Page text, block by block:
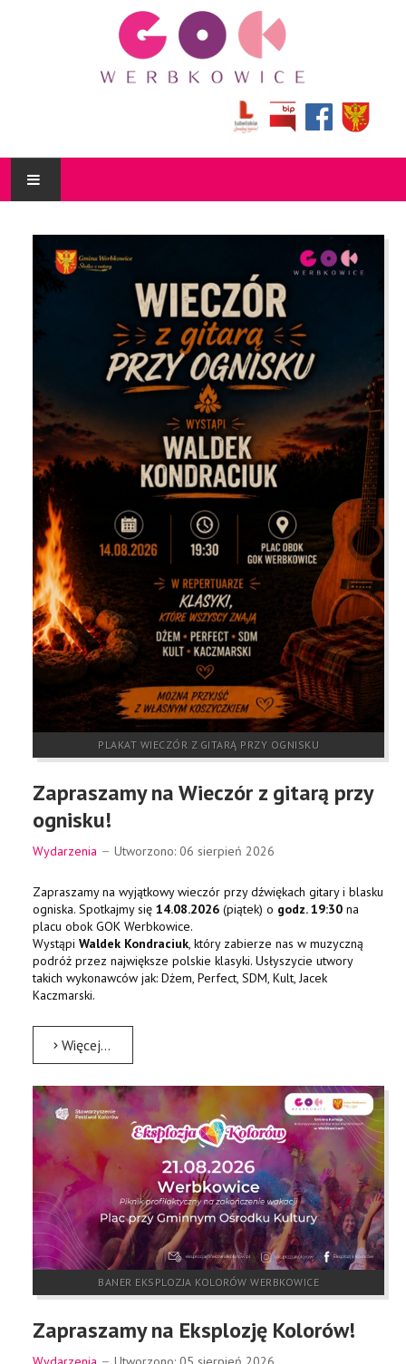
KULTURALNIK
O NAS
DZIAŁALNOŚĆ
BIBLIOTEKA
KONTAKT
RODO
ZAPYTANIA OFERTOWE
PLAKAT WIECZÓR Z GITARĄ PRZY OGNISKU
Zapraszamy na Wieczór z gitarą przy
ognisku!
Wydarzenia Utworzono: 06 sierpień 2026
Zapraszamy na wyjątkowy wieczór przy dźwiękach gitary i blasku
ogniska. Spotkajmy się 14.08.2026 (piątek) o godz. 19:30 na
placu obok GOK Werbkowice.
Wystąpi Waldek Kondraciuk, który zabierze nas w muzyczną
podróż przez największe polskie klasyki. Usłyszycie utwory
takich wykonawców jak: Dżem, Perfect, SDM, Kult, Jacek
Kaczmarski.
Więcej…
BANER EKSPLOZJA KOLORÓW WERBKOWICE
Zapraszamy na Eksplozję Kolorów!